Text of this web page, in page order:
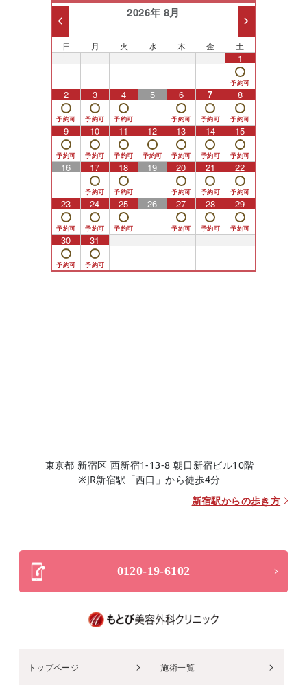
2026年 8月
日 月 火 水 木 金 土
1
2 3 4 5 6 7 8
9 10 11 12 13 14 15
16 17 18 19 20 21 22
23 24 25 26 27 28 29
30 31
東京都 新宿区 西新宿1-13-8 朝日新宿ビル10階
※JR新宿駅「西口」から徒歩4分
新宿駅からの歩き方
0120-19-6102
トップページ 施術一覧